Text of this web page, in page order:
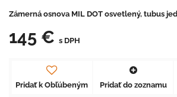
Zámerná osnova MIL DOT osvetlený, tubus
145 € s DPH
Pridať k Obľúbeným Pridať do zoznamu